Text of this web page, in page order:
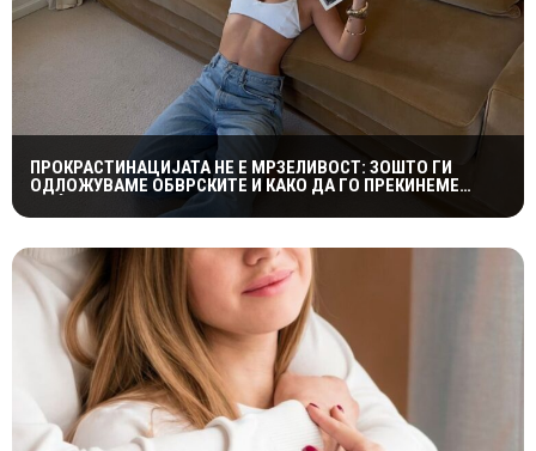
ПРОКРАСТИНАЦИЈАТА НЕ Е МРЗЕЛИВОСТ: ЗОШТО ГИ
ОДЛОЖУВАМЕ ОБВРСКИТЕ И КАКО ДА ГО ПРЕКИНЕМЕ
МАЃЕПСАНИОТ КРУГ